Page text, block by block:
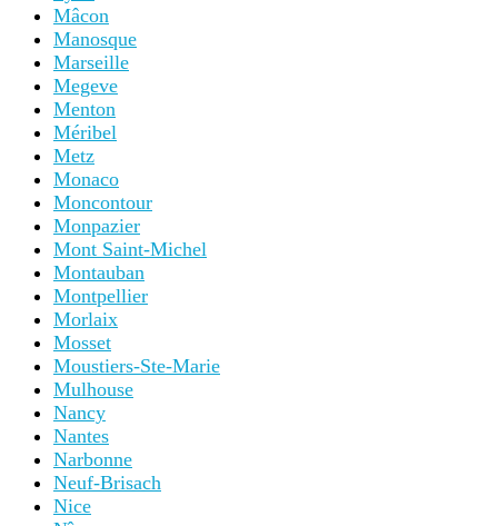
Mâcon
Manosque
Marseille
Megeve
Menton
Méribel
Metz
Monaco
Moncontour
Monpazier
Mont Saint-Michel
Montauban
Montpellier
Morlaix
Mosset
Moustiers-Ste-Marie
Mulhouse
Nancy
Nantes
Narbonne
Neuf-Brisach
Nice